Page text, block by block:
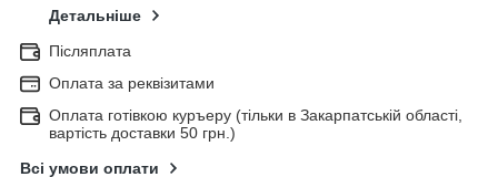
Детальніше
Післяплата
Оплата за реквізитами
Оплата готівкою куръеру (тільки в Закарпатській області,
вартість доставки 50 грн.)
Всі умови оплати